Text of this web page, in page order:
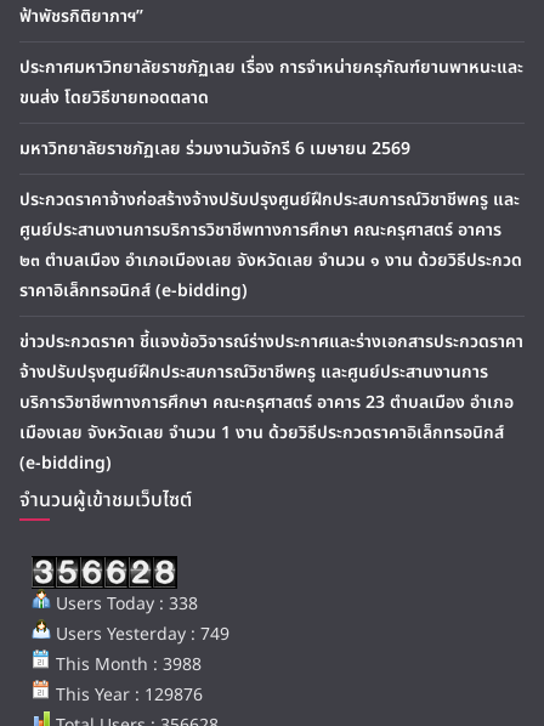
ฟ้าพัชรกิติยาภาฯ”
ประกาศมหาวิทยาลัยราชภัฏเลย เรื่อง การจำหน่ายครุภัณฑ์ยานพาหนะและ
ขนส่ง โดยวิธีขายทอดตลาด
มหาวิทยาลัยราชภัฏเลย ร่วมงานวันจักรี 6 เมษายน 2569
ประกวดราคาจ้างก่อสร้างจ้างปรับปรุงศูนย์ฝึกประสบการณ์วิชาชีพครู และ
ศูนย์ประสานงานการบริการวิชาชีพทางการศึกษา คณะครุศาสตร์ อาคาร
๒๓ ตำบลเมือง อำเภอเมืองเลย จังหวัดเลย จำนวน ๑ งาน ด้วยวิธีประกวด
ราคาอิเล็กทรอนิกส์ (e-bidding)
ข่าวประกวดราคา ชี้แจงข้อวิจารณ์ร่างประกาศและร่างเอกสารประกวดราคา
จ้างปรับปรุงศูนย์ฝึกประสบการณ์วิชาชีพครู และศูนย์ประสานงานการ
บริการวิชาชีพทางการศึกษา คณะครุศาสตร์ อาคาร 23 ตำบลเมือง อำเภอ
เมืองเลย จังหวัดเลย จำนวน 1 งาน ด้วยวิธีประกวดราคาอิเล็กทรอนิกส์
(e-bidding)
จำนวนผู้เข้าชมเว็บไซต์
Users Today : 338
Users Yesterday : 749
This Month : 3988
This Year : 129876